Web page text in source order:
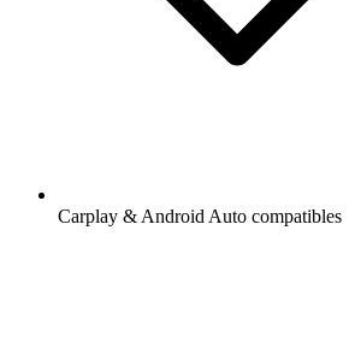
Carplay & Android Auto compatibles